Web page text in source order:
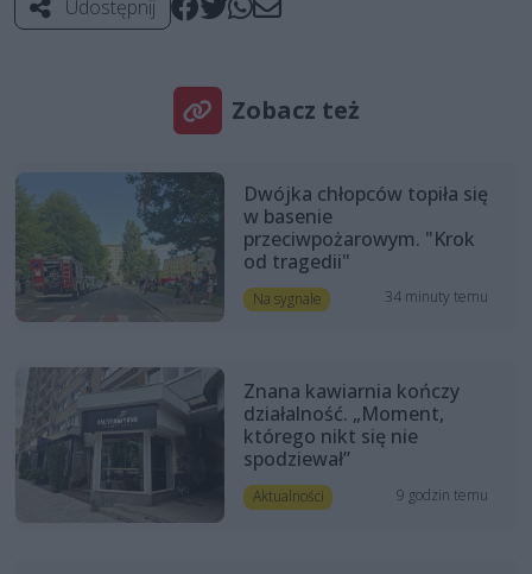
Udostępnij
Zobacz też
Dwójka chłopców topiła się
w basenie
przeciwpożarowym. "Krok
od tragedii"
Na sygnale 34 minuty temu
Znana kawiarnia kończy
działalność. „Moment,
którego nikt się nie
spodziewał”
Aktualności 9 godzin temu